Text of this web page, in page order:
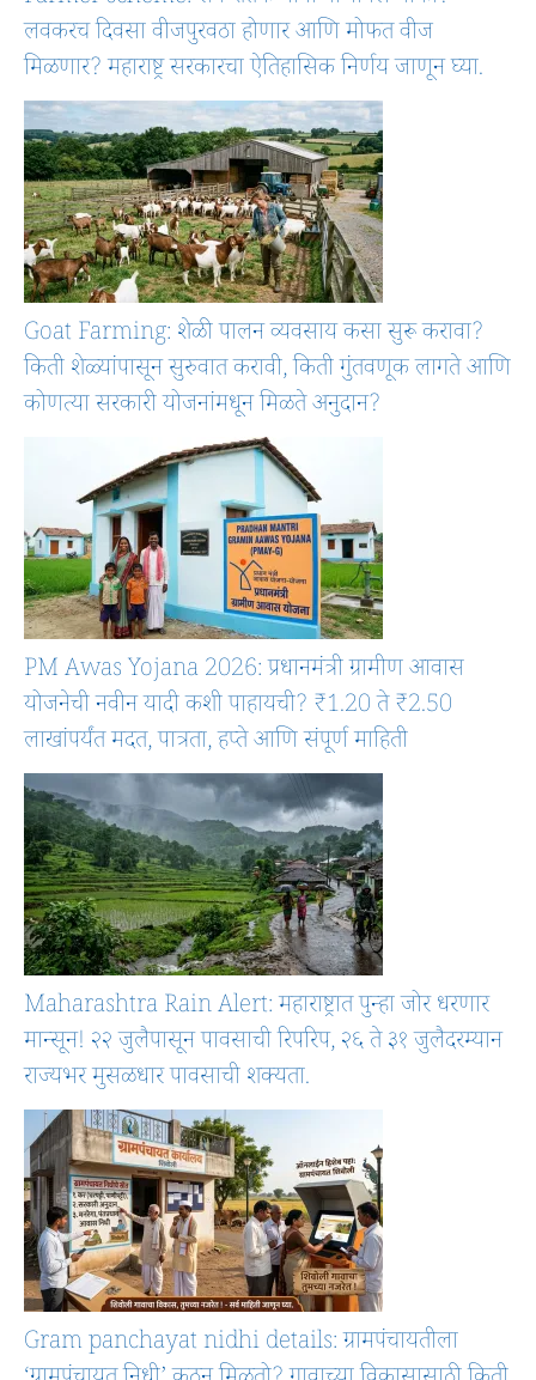
लवकरच दिवसा वीजपुरवठा होणार आणि मोफत वीज
मिळणार? महाराष्ट्र सरकारचा ऐतिहासिक निर्णय जाणून घ्या.
Goat Farming: शेळी पालन व्यवसाय कसा सुरू करावा?
किती शेळ्यांपासून सुरुवात करावी, किती गुंतवणूक लागते आणि
कोणत्या सरकारी योजनांमधून मिळते अनुदान?
PM Awas Yojana 2026: प्रधानमंत्री ग्रामीण आवास
योजनेची नवीन यादी कशी पाहायची? ₹1.20 ते ₹2.50
लाखांपर्यंत मदत, पात्रता, हप्ते आणि संपूर्ण माहिती
Maharashtra Rain Alert: महाराष्ट्रात पुन्हा जोर धरणार
मान्सून! २२ जुलैपासून पावसाची रिपरिप, २६ ते ३१ जुलैदरम्यान
राज्यभर मुसळधार पावसाची शक्यता.
Gram panchayat nidhi details: ग्रामपंचायतीला